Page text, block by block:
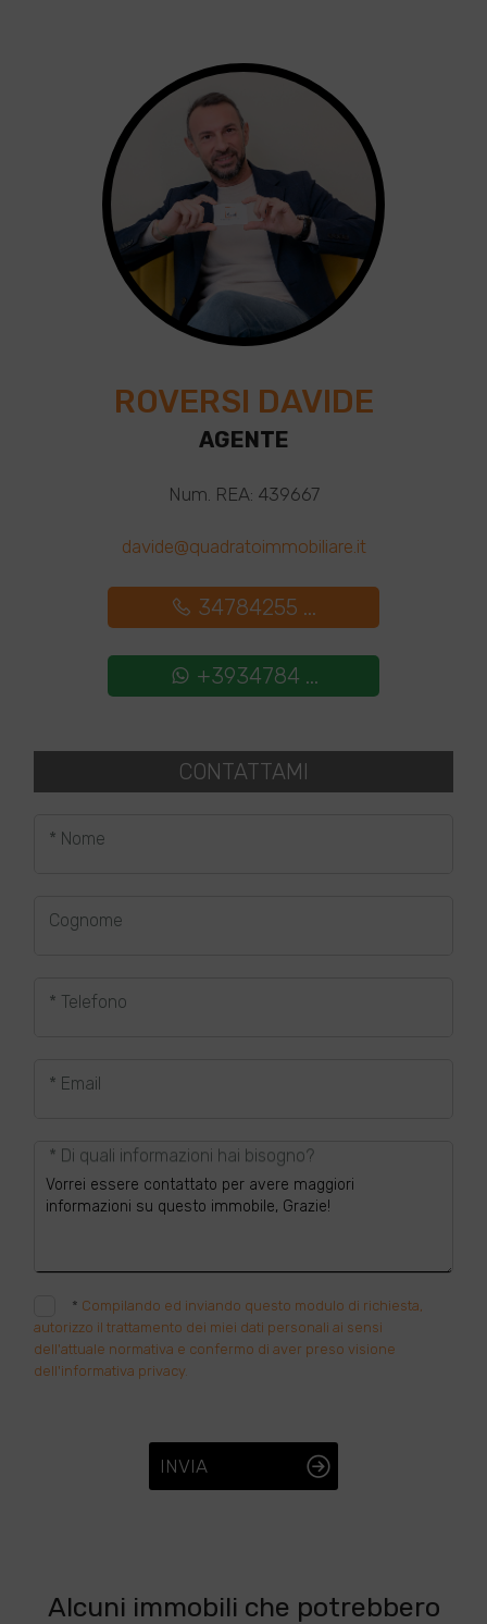
ROVERSI DAVIDE
AGENTE
Num. REA: 439667
davide@quadratoimmobiliare.it
34784255 ...
+3934784 ...
CONTATTAMI
* Nome
Cognome
* Telefono
* Email
* Di quali informazioni hai bisogno?
* Compilando ed inviando questo modulo di richiesta,
autorizzo il trattamento dei miei dati personali ai sensi
dell'attuale normativa e confermo di aver preso visione
dell'informativa privacy.
INVIA
Alcuni immobili che potrebbero